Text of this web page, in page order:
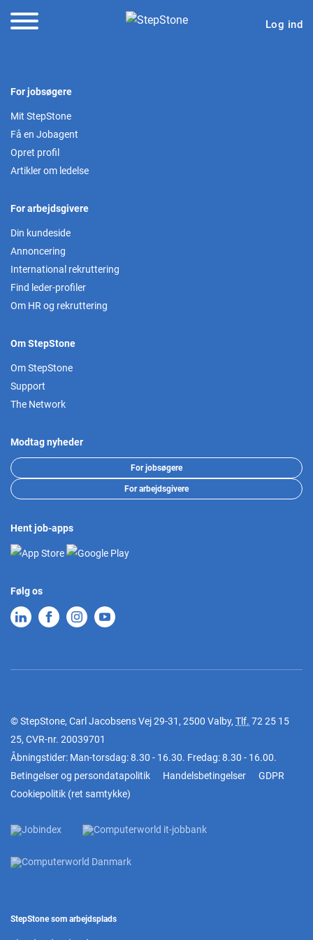
Log ind
For jobsøgere
Mit StepStone
Få en Jobagent
Opret profil
Artikler om ledelse
For arbejdsgivere
Din kundeside
Annoncering
International rekruttering
Find leder-profiler
Om HR og rekruttering
Om StepStone
Om StepStone
Support
The Network
Modtag nyheder
For jobsøgere
For arbejdsgivere
Hent job-apps
Følg os
© StepStone, Carl Jacobsens Vej 29-31, 2500 Valby, Tlf. 72 25 15
25, CVR-nr. 20039701
Åbningstider: Man-torsdag: 8.30 - 16.30. Fredag: 8.30 - 16.00.
Betingelser og persondatapolitik
Handelsbetingelser
GDPR
Cookiepolitik (ret samtykke)
StepStone som arbejdsplads